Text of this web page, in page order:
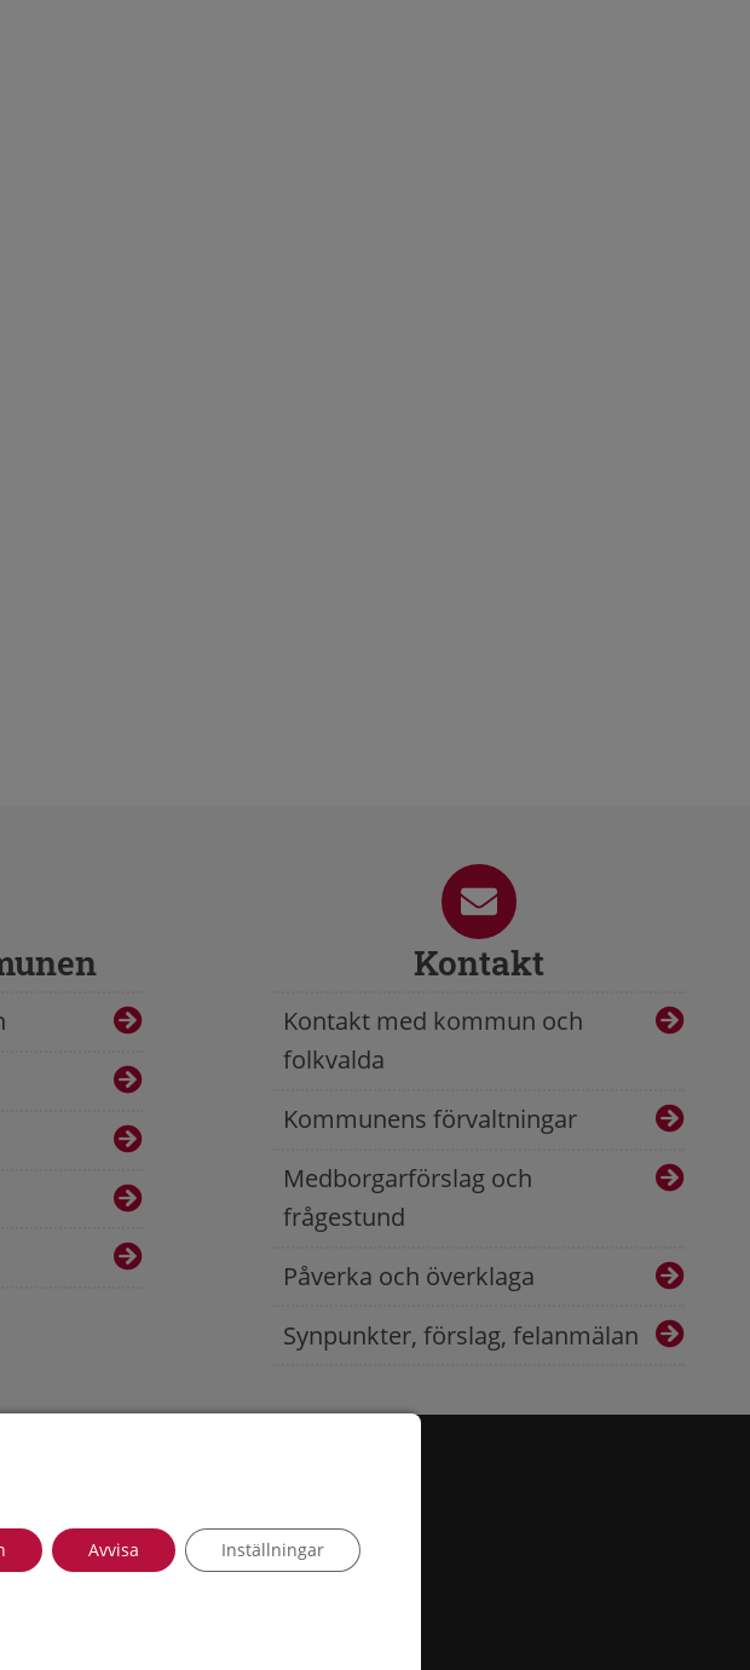
Avvisa Inställningar
Kontakt
Kontakt med kommun och
folkvalda
Kommunens förvaltningar
Medborgarförslag och
frågestund
Påverka och överklaga
Synpunkter, förslag, felanmälan
Torsås kommun, Box 503, 385 25 Torsås
212000-0696 | E-post: